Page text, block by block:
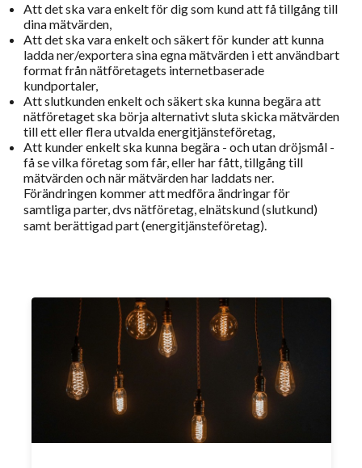
Att det ska vara enkelt för dig som kund att få tillgång till
dina mätvärden,
Att det ska vara enkelt och säkert för kunder att kunna
ladda ner/exportera sina egna mätvärden i ett användbart
format från nätföretagets internetbaserade
kundportaler,
Att slutkunden enkelt och säkert ska kunna begära att
nätföretaget ska börja alternativt sluta skicka mätvärden
till ett eller flera utvalda energitjänsteföretag,
Att kunder enkelt ska kunna begära - och utan dröjsmål -
få se vilka företag som får, eller har fått, tillgång till
mätvärden och när mätvärden har laddats ner.
Förändringen kommer att medföra ändringar för
samtliga parter, dvs nätföretag, elnätskund (slutkund)
samt berättigad part (energitjänsteföretag).